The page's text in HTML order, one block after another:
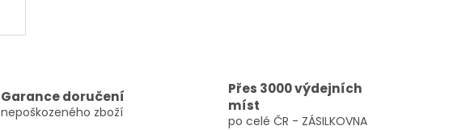
Garance doručení
nepoškozeného zboží
Přes 3000 výdejních
míst
po celé ČR - ZÁSILKOVNA